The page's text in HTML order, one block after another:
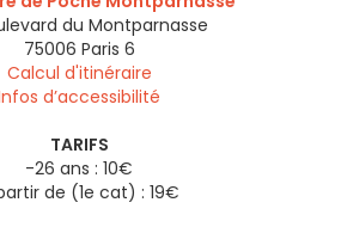
du Montparnasse
75006 Paris 6
Calcul d'itinéraire
d’accessibilité
TARIFS
-26 ans : 10€
de (1e cat) : 19€